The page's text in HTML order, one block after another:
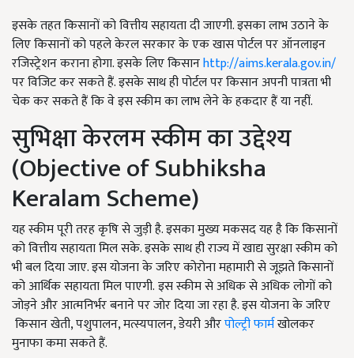
इसके तहत किसानों को वित्तीय सहायता दी जाएगी. इसका लाभ उठाने के
लिए किसानों को पहले केरल सरकार के एक खास पोर्टल पर ऑनलाइन
रजिस्ट्रेशन कराना होगा. इसके लिए किसानhttp://aims.kerala.gov.in/
पर विजिट कर सकते हैं. इसके साथ ही पोर्टल पर किसान अपनी पात्रता भी
चेक कर सकते हैं कि वे इस स्कीम का लाभ लेने के हकदार हैं या नहीं.
सुभिक्षा केरलम स्कीम का उद्देश्य
(Objective of Subhiksha
Keralam Scheme)
यह स्कीम पूरी तरह कृषि से जुड़ी है. इसका मुख्य मकसद यह है कि किसानों
को वित्तीय सहायता मिल सके. इसके साथ ही राज्य में खाद्य सुरक्षा स्कीम को
भी बल दिया जाए. इस योजना के जरिए कोरोना महामारी से जूझते किसानों
को आर्थिक सहायता मिल पाएगी. इस स्कीम से अधिक से अधिक लोगों को
जोड़ने और आत्मनिर्भर बनाने पर जोर दिया जा रहा है. इस योजना के जरिए
किसान खेती, पशुपालन, मत्स्यपालन, डेयरी औरपोल्ट्री फार्मखोलकर
मुनाफा कमा सकते हैं.